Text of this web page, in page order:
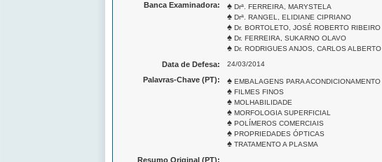
Banca Examinadora: ♠ Drª. FERREIRA, MARYSTELA
♠ Drª. RANGEL, ELIDIANE CIPRIANO
♠ Dr. BORTOLETO, JOSÉ ROBERTO RIBEIRO
♠ Dr. FERREIRA, SUKARNO OLAVO
♠ Dr. RODRIGUES ANJOS, CARLOS ALBERTO
Data de Defesa: 24/03/2014
Palavras-Chave (PT): ♠ EMBALAGENS PARA ACONDICIONAMENTO
♠ FILMES FINOS
♠ MOLHABILIDADE
♠ MORFOLOGIA SUPERFICIAL
♠ POLÍMEROS COMERCIAIS
♠ PROPRIEDADES ÓPTICAS
♠ TRATAMENTO A PLASMA
Resumo Original (PT):